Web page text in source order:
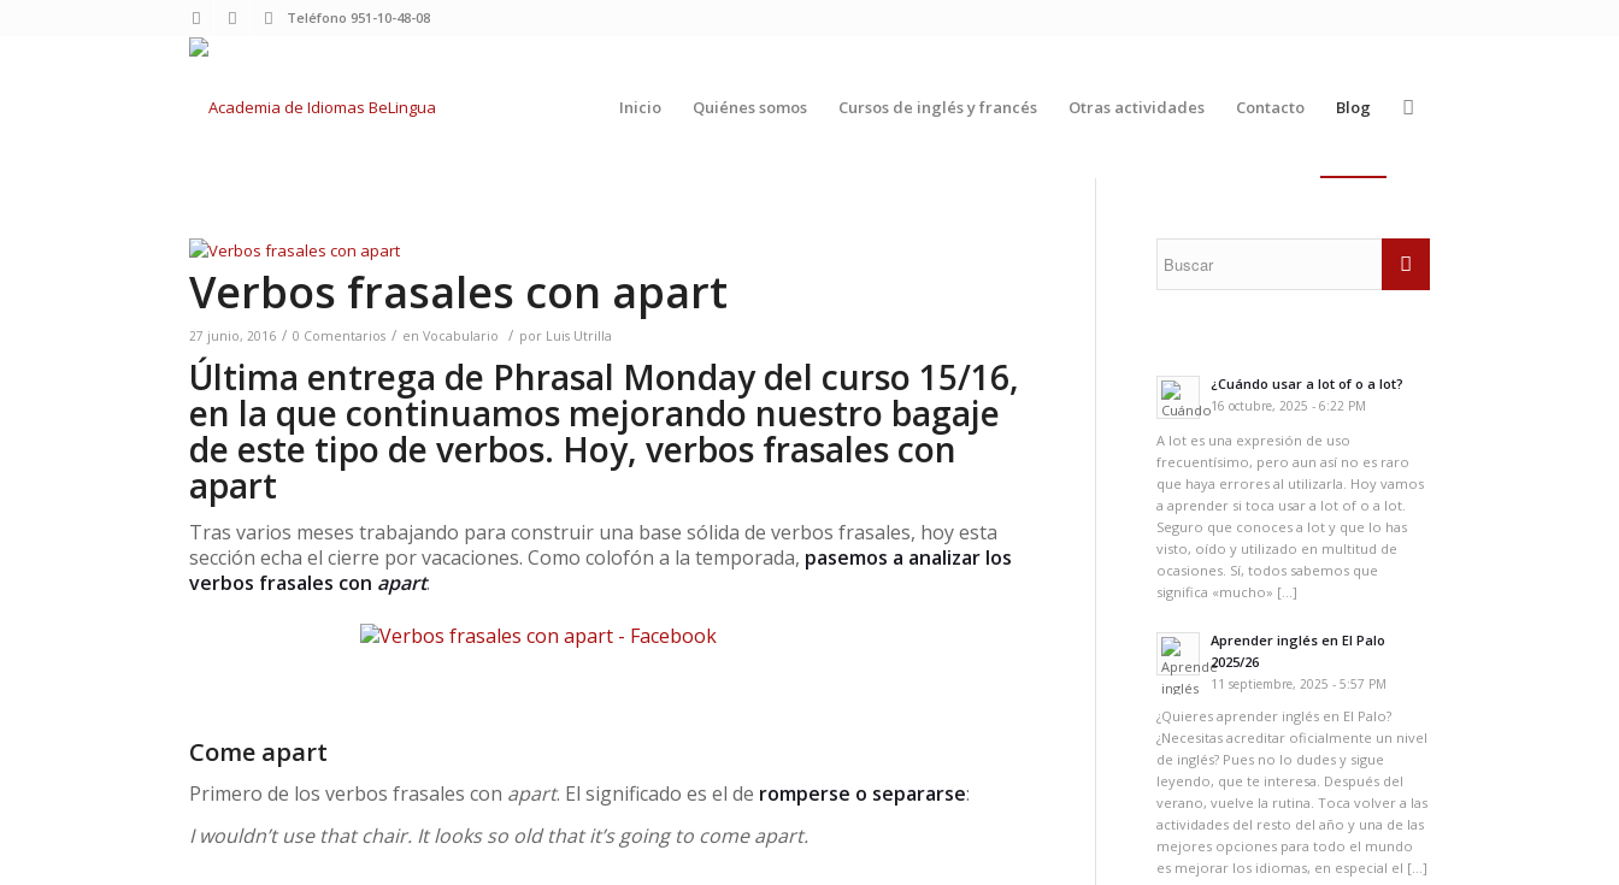
Teléfono 951-10-48-08
Inicio Quiénes somos Cursos de inglés y francés Otras actividades Contacto Blog
Verbos frasales con apart
27 junio, 2016 / 0 Comentarios / en Vocabulario / por Luis Utrilla
Última entrega de Phrasal Monday del curso 15/16,
en la que continuamos mejorando nuestro bagaje
de este tipo de verbos. Hoy, verbos frasales con
apart
Tras varios meses trabajando para construir una base sólida de verbos frasales, hoy esta
sección echa el cierre por vacaciones. Como colofón a la temporada, pasemos a analizar los
verbos frasales con apart.
Come apart
Primero de los verbos frasales con apart. El significado es el de romperse o separarse:
I wouldn’t use that chair. It looks so old that it’s going to come apart.
¿Cuándo usar a lot of o a lot?
16 octubre, 2025 - 6:22 PM
A lot es una expresión de uso
frecuentísimo, pero aun así no es raro
que haya errores al utilizarla. Hoy vamos
a aprender si toca usar a lot of o a lot.
Seguro que conoces a lot y que lo has
visto, oído y utilizado en multitud de
ocasiones. Sí, todos sabemos que
significa «mucho» […]
Aprender inglés en El Palo
2025/26
11 septiembre, 2025 - 5:57 PM
¿Quieres aprender inglés en El Palo?
¿Necesitas acreditar oficialmente un nivel
de inglés? Pues no lo dudes y sigue
leyendo, que te interesa. Después del
verano, vuelve la rutina. Toca volver a las
actividades del resto del año y una de las
mejores opciones para todo el mundo
es mejorar los idiomas, en especial el […]